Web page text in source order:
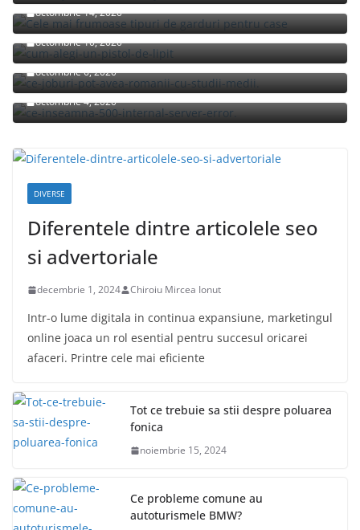
octombrie 14, 2020
Cum alegi un pistol de lipit?
octombrie 10, 2020
Ce joburi pot avea romanii cu studii medii?
octombrie 6, 2020
Ce inseamna 500 Internal Server Error pe S20?
octombrie 4, 2020
DIVERSE
Diferentele dintre articolele seo
si advertoriale
decembrie 1, 2024 Chiroiu Mircea Ionut
Intr-o lume digitala in continua expansiune, marketingul
online joaca un rol esential pentru succesul oricarei
afaceri. Printre cele mai eficiente
Tot ce trebuie sa stii despre poluarea
fonica
noiembrie 15, 2024
Ce probleme comune au
autoturismele BMW?